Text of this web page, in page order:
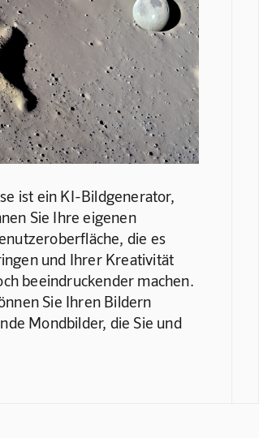
ist ein KI-Bildgenerator,
Sie Ihre eigenen
die es
und Ihrer Kreativität
beeindruckender machen.
Sie Ihren Bildern
Mondbilder, die Sie und